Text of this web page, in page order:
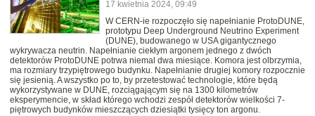
17 kwietnia 2024, 09:49
W CERN-ie rozpoczęło się napełnianie ProtoDUNE,
prototypu Deep Underground Neutrino Experiment
(DUNE), budowanego w USA gigantycznego
wykrywacza neutrin. Napełnianie ciekłym argonem jednego z dwóch
detektorów ProtoDUNE potrwa niemal dwa miesiące. Komora jest olbrzymia,
ma rozmiary trzypiętrowego budynku. Napełnianie drugiej komory rozpocznie
się jesienią. A wszystko po to, by przetestować technologie, które będą
wykorzystywane w DUNE, rozciągającym się na 1300 kilometrów
eksperymencie, w skład którego wchodzi zespół detektorów wielkości 7-
piętrowych budynków mieszczących dziesiątki tysięcy ton argonu.